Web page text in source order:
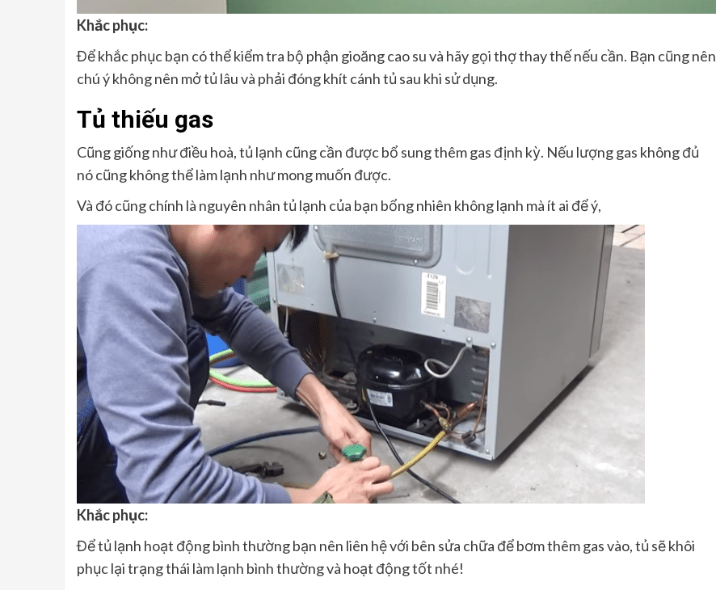
Khắc phục:
Để khắc phục bạn có thể kiểm tra bộ phận gioăng cao su và hãy gọi thợ thay thế nếu cần. Bạn cũng nên
chú ý không nên mở tủ lâu và phải đóng khít cánh tủ sau khi sử dụng.
Tủ thiếu gas
Cũng giống như điều hoà, tủ lạnh cũng cần được bổ sung thêm gas định kỳ. Nếu lượng gas không đủ
nó cũng không thể làm lạnh như mong muốn được.
Và đó cũng chính là nguyên nhân tủ lạnh của bạn bổng nhiên không lạnh mà ít ai để ý,
Khắc phục:
Để tủ lạnh hoạt động bình thường bạn nên liên hệ với bên sửa chữa để bơm thêm gas vào, tủ sẽ khôi
phục lại trạng thái làm lạnh bình thường và hoạt động tốt nhé!